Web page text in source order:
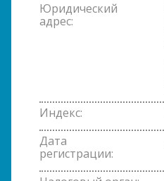
Юридический
адрес:
Индекс:
Дата
регистрации: